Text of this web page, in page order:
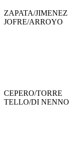
ZAPATA/JIMENEZ
JOFRE/ARROYO
CEPERO/TORRE
TELLO/DI NENNO